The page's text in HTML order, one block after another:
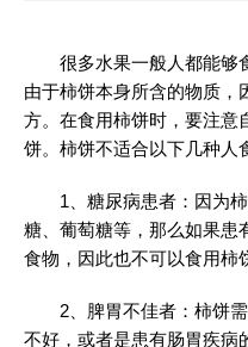
很多水果一般人都能够
由于柿饼本身所含的物质，
方。在食用柿饼时，要注意
饼。柿饼不适合以下几种人
1、糖尿病患者：因为
糖、葡萄糖等，那么如果患
食物，因此也不可以食用柿
2、脾胃不佳者：柿饼
不好，或者是患有肠胃疾病